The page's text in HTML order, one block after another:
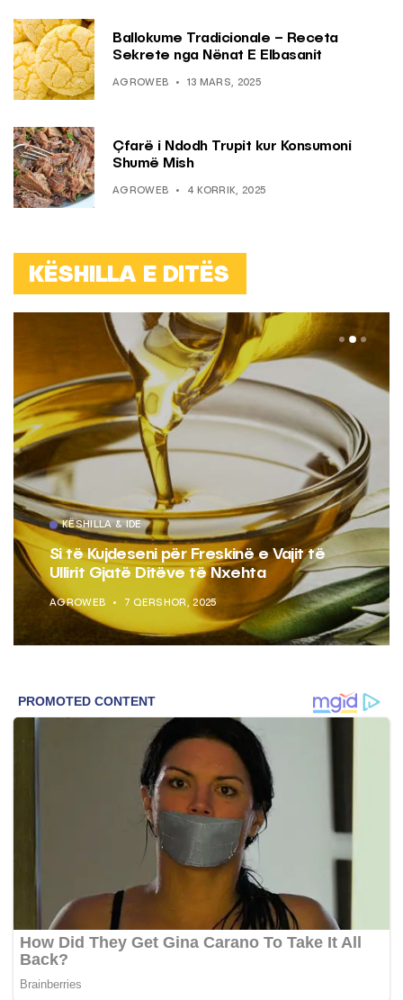
Ballokume Tradicionale – Receta
Sekrete nga Nënat E Elbasanit
AGROWEB 13 MARS, 2025
Çfarë i Ndodh Trupit kur Konsumoni
Shumë Mish
AGROWEB 4 KORRIK, 2025
KËSHILLA E DITËS
KËSHILLA & IDE
Pse Nuk Duhet të Përdorni Letrën e
Aluminit për Ruajtjen e Ushqimeve
AGROWEB 7 QERSHOR, 2025